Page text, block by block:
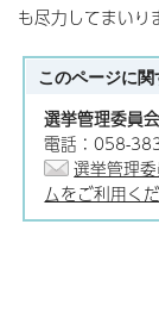
も尽力してまいり
このページに関
選挙管理委員
電話：058-
選挙管理
ムをご利用くだ